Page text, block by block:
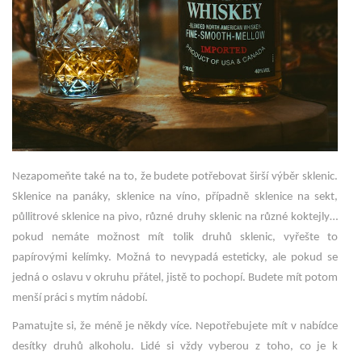
Nezapomeňte také na to, že budete potřebovat širší výběr sklenic.
Sklenice na panáky, sklenice na víno, případně sklenice na sekt,
půllitrové sklenice na pivo, různé druhy sklenic na různé koktejly…
pokud nemáte možnost mít tolik druhů sklenic, vyřešte to
papírovými kelímky. Možná to nevypadá esteticky, ale pokud se
jedná o oslavu v okruhu přátel, jistě to pochopí. Budete mít potom
menší práci s mytím nádobí.
Pamatujte si, že méně je někdy více. Nepotřebujete mít v nabídce
desítky druhů alkoholu. Lidé si vždy vyberou z toho, co je k